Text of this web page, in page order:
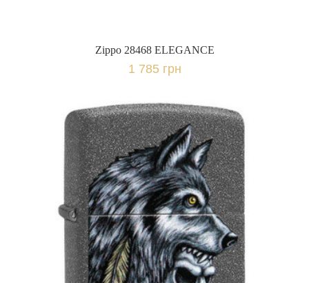
Zippo 28468 ELEGANCE
1 785 грн